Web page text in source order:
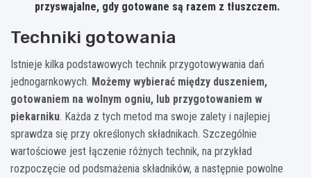
przyswajalne, gdy gotowane są razem z tłuszczem.
Techniki gotowania
Istnieje kilka podstawowych technik przygotowywania dań
jednogarnkowych. Możemy wybierać między duszeniem,
gotowaniem na wolnym ogniu, lub przygotowaniem w
piekarniku. Każda z tych metod ma swoje zalety i najlepiej
sprawdza się przy określonych składnikach. Szczególnie
wartościowe jest łączenie różnych technik, na przykład
rozpoczęcie od podsmażenia składników, a następnie powolne